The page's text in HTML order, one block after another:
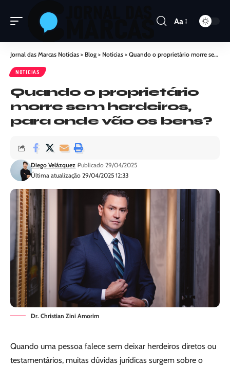
Aa
Jornal das Marcas Notícias > Blog > Noticias > Quando o proprietário morre sem herdeiros, para onde vão os bens?
NOTICIAS
Quando o proprietário
morre sem herdeiros,
para onde vão os bens?
Última atualização 29/04/2025 12:33
Diego Velázquez Publicado 29/04/2025
Dr. Christian Zini Amorim
Quando uma pessoa falece sem deixar herdeiros diretos ou
testamentários, muitas dúvidas jurídicas surgem sobre o